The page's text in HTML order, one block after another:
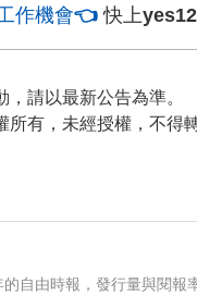
作機會👈快上
請以最新公告為準。
所有，未經授權，不得
自由時報，發行量與閱報